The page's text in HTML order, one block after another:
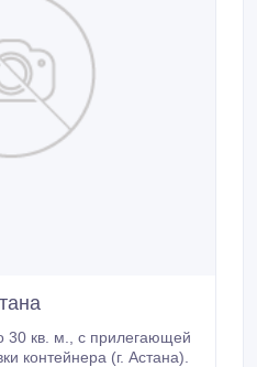
прилегающей
контейнера (г. Астана).